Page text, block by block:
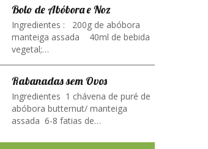
Bolo de Abóbora e Noz
Ingredientes : 200g de abóbora
manteiga assada 40ml de bebida
vegetal;…
Rabanadas sem Ovos
Ingredientes 1 chávena de puré de
abóbora butternut/ manteiga
assada 6-8 fatias de…